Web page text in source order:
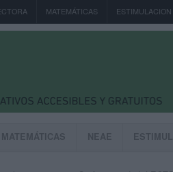
MATEMÁTICAS
MATEMÁTICAS NEAE